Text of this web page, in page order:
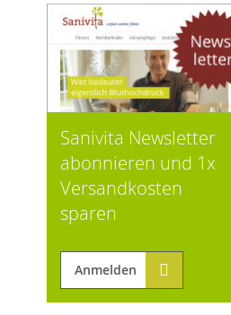
Sanivita Newsletter
abonnieren und 1x
Versandkosten
sparen
Anmelden